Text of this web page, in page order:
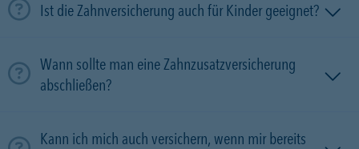
Ist die Zahnversicherung auch für Kinder geeignet?
Wann sollte man eine Zahnzusatzversicherung
abschließen?
Kann ich mich auch versichern, wenn mir bereits